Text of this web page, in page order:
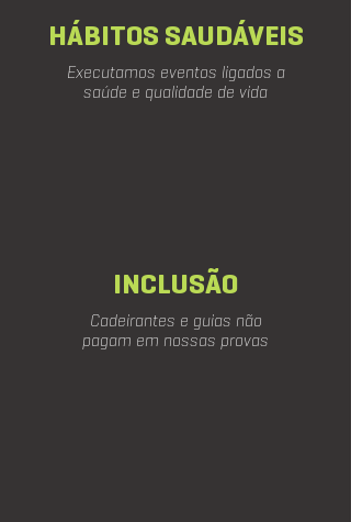
HÁBITOS SAUDÁVEIS
Executamos eventos ligados a
saúde e qualidade de vida
INCLUSÃO
Cadeirantes e guias não
pagam em nossas provas